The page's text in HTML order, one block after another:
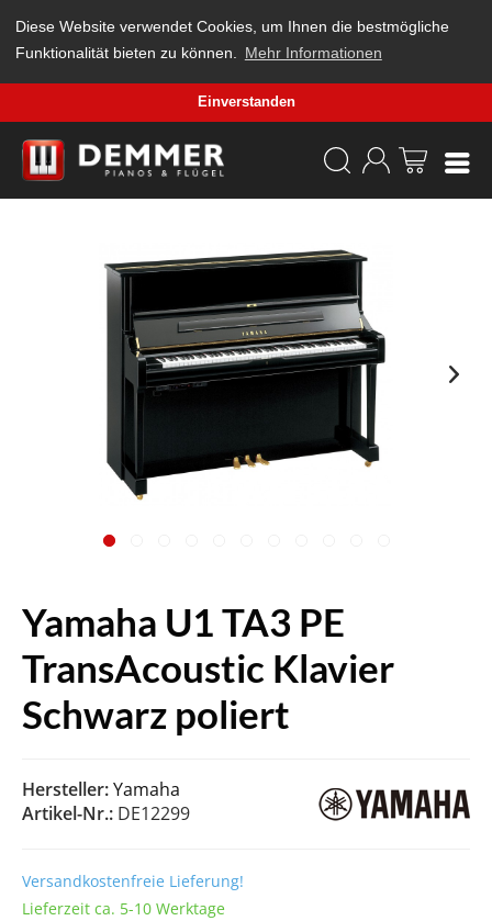
Diese Website verwendet Cookies, um Ihnen die bestmögliche
Funktionalität bieten zu können.
Mehr Informationen
Einverstanden
Yamaha U1 TA3 PE
TransAcoustic Klavier
Schwarz poliert
Hersteller:Yamaha
Artikel-Nr.: DE12299
Versandkostenfreie Lieferung!
Lieferzeit ca. 5-10 Werktage